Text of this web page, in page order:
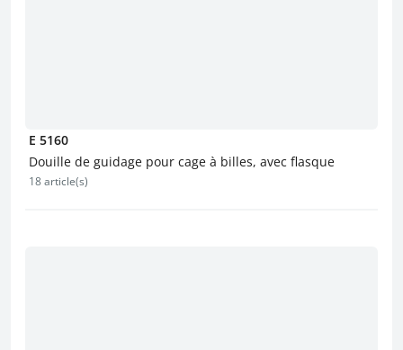
E 5160
Douille de guidage pour cage à billes, avec flasque
18 article(s)